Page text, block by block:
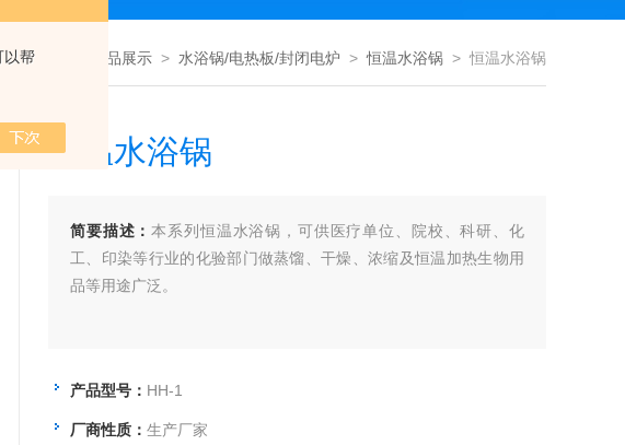
以帮
置：首页 产品展示 > 水浴锅/电热板/封闭电炉 >恒温水浴锅 > 恒温水浴锅
恒温水浴锅
简要描述：本系列恒温水浴锅，可供医疗单位、院校、科研、化
工、印染等行业的化验部门做蒸馏、干燥、浓缩及恒温加热生物用
品等用途广泛。
产品型号： HH-1
厂商性质： 生产厂家